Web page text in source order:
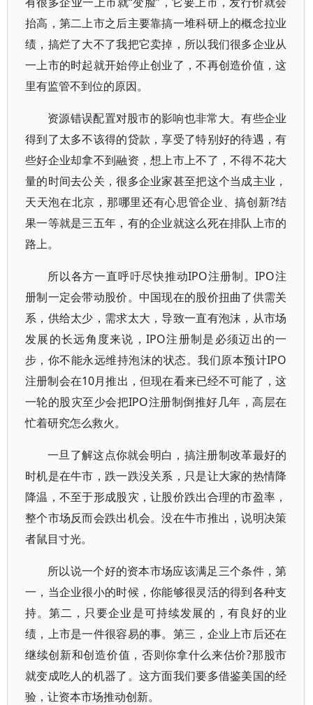
抬高，第二上市之后主要靠搞一堆科研上的概念拉业
绩，搞烂了大不了我把它卖掉，所以我们很多企业从
一上市的时起就开始停止创业了，不再创造价值，这
里有监管不到位的原因。
资源错误配置对股市的影响也非常大。有些企业
得到了太多不该得的贷款，享受了特别好的待遇，有
些好企业却拿不到融资，想上市上不了，不得不花大
量的时间去公关，很多企业家甚至把这个当成主业，
天天泡在北京，那哪里还有心思管企业、搞创新?结
果一等就是三五年，有的企业就这么死在排队上市的
路上。
所以各方一直呼吁尽快推动IPO注册制。IPO注
册制一定会带动股价。中国现在的股价扭曲了供需关
系，供给太少，需求太大，导致一直有泡沫，从市场
发展的长远角度来说，IPO注册制是必须迈出的一
步，你不能永远维持泡沫的状态。我们原本预计IPO
注册制会在10月推出，但现在看来已经不可能了，这
一轮的股灾至少会把IPO注册制倒推好几年，高层在
忙着研究怎么救火。
一旦了解这点你就会明白，搞注册制改革最好的
时机是在牛市，跌一跌没关系，只是让大家的热情降
降温，不至于形成股灾，让股价跌出合理的市盈率，
整个市场反而会跌出机会。没在牛市推出，说明决策
者鼠目寸光。
所以说一个好的资本市场应该满足三个条件，第
一，当企业很小的时候，你能够很灵活的得到各种支
持。第二，只要企业是可持续发展的，有良好的业
绩，上市是一件很容易的事。第三，企业上市后还在
继续创新和创造价值，否则你拿什么来估价?那股市
就变成吃人的机器了。这方面我们要多借鉴美国的经
验，让资本市场推动创新。